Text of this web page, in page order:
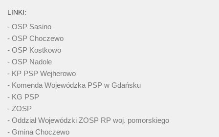
LINKI:
- OSP Sasino
- OSP Choczewo
- OSP Kostkowo
- OSP Nadole
- KP PSP Wejherowo
- Komenda Wojewódzka PSP w Gdańsku
- KG PSP
- ZOSP
- Oddział Wojewódzki ZOSP RP woj. pomorskiego
- Gmina Choczewo